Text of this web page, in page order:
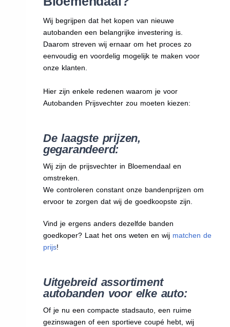
Wij begrijpen dat het kopen van nieuwe
autobanden een belangrijke investering is.
Daarom streven wij ernaar om het proces zo
eenvoudig en voordelig mogelijk te maken voor
onze klanten.
Hier zijn enkele redenen waarom je voor
Autobanden Prijsvechter zou moeten kiezen:
De laagste prijzen,
gegarandeerd:
Wij zijn de prijsvechter in Bloemendaal en
omstreken.
We controleren constant onze bandenprijzen om
ervoor te zorgen dat wij de goedkoopste zijn.
Vind je ergens anders dezelfde banden
goedkoper? Laat het ons weten en wij matchen de
prijs!
Uitgebreid assortiment
autobanden voor elke auto:
Of je nu een compacte stadsauto, een ruime
gezinswagen of een sportieve coupé hebt, wij